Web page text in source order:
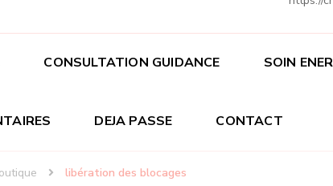
CONSULTATION GUIDANCE SOIN
DEJA PASSE CONTACT
libération des blocages